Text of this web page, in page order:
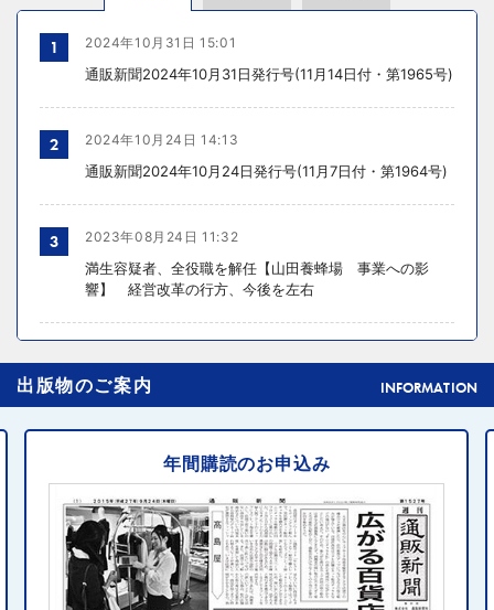
1 2024年10月31日 15:01
通販新聞2024年10月31日発行号(11月14日付・第1965号)
2 2024年10月24日 14:13
通販新聞2024年10月24日発行号(11月7日付・第1964号)
3 2023年08月24日 11:32
満生容疑者、全役職を解任【山田養蜂場 事業への影
響】 経営改革の行方、今後を左右
4
元ディノスの石川森生氏、ECのプロフェッショナルらの
共助型ネットワーク組織立ち上げ
2024年10月31日 14:10
消費者庁、美容液通販に特定商取引法違反で9カ月の業務
停止命令
2024年10月31日 14:32
出版物のご案内 INFORMATION
年間購読のお申込み